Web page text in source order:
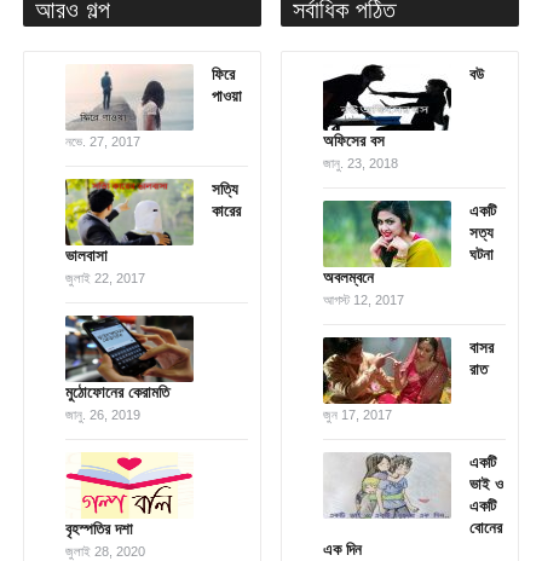
আরও গল্প
ফিরে
পাওয়া
নভে. 27, 2017
সত্যি
কারের
ভালবাসা
জুলাই 22, 2017
মুঠোফোনের কেরামতি
জানু. 26, 2019
বৃহস্পতির দশা
জুলাই 28, 2020
সর্বাধিক পঠিত
বউ
অফিসের বস
জানু. 23, 2018
একটি
সত্য
ঘটনা
অবলম্বনে
আগস্ট 12, 2017
বাসর
রাত
জুন 17, 2017
একটি
ভাই ও
একটি
বোনের
এক দিন